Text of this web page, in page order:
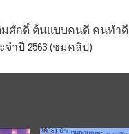
มศักดิ์ ต้นแบบคนดี คนทำดี
ำปี 2563 (ชมคลิป)